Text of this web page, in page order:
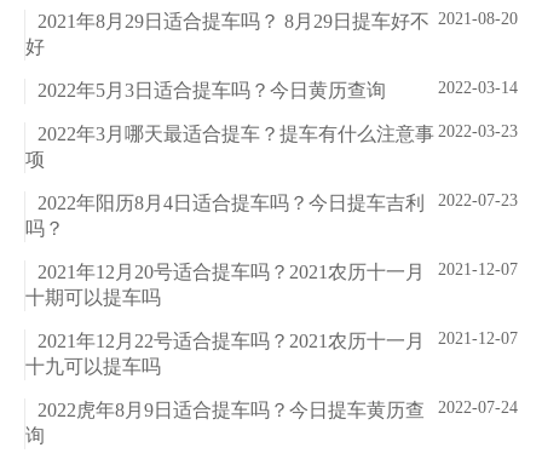
2021-08-20
2021年8月29日适合提车吗？ 8月29日提车好不
好
2022-03-14
2022年5月3日适合提车吗？今日黄历查询
2022-03-23
2022年3月哪天最适合提车？提车有什么注意事
项
2022-07-23
2022年阳历8月4日适合提车吗？今日提车吉利
吗？
2021-12-07
2021年12月20号适合提车吗？2021农历十一月
十期可以提车吗
2021-12-07
2021年12月22号适合提车吗？2021农历十一月
十九可以提车吗
2022-07-24
2022虎年8月9日适合提车吗？今日提车黄历查
询